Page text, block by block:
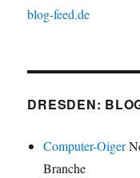
blog-feed.de
DRESDEN:
Computer-Oiger
Branche